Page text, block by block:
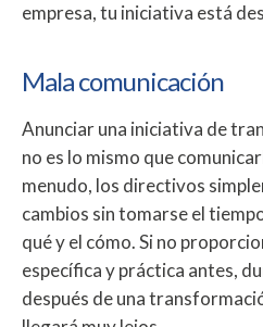
empresa, tu iniciativa está
Mala comunicación
Anunciar una iniciativa de
no es lo mismo que
menudo, los directivos
cambios sin tomarse el
qué y el cómo. Si no
específica y práctica antes,
después de una